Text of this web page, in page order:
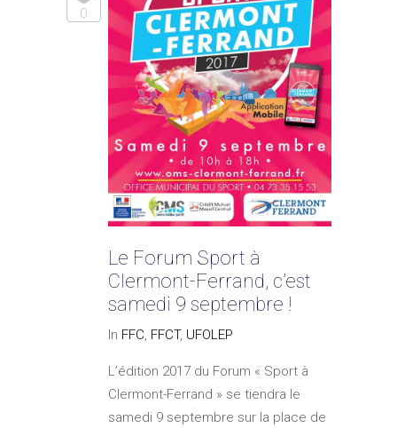
0
Le Forum Sport à
Clermont-Ferrand, c’est
samedi 9 septembre !
In FFC, FFCT, UFOLEP
L’édition 2017 du Forum « Sport à
Clermont-Ferrand » se tiendra le
samedi 9 septembre sur la place de